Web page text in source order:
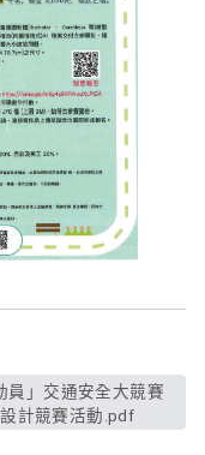
計競賽活動.pdf